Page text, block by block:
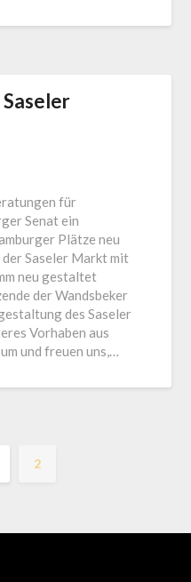
für
Senat ein
Plätze neu
Saseler Markt mit
neu gestaltet
der Wandsbeker
des Saseler
Vorhaben aus
und freuen uns,…
2